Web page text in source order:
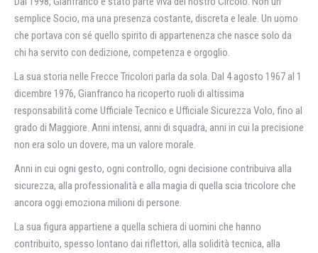
semplice Socio, ma una presenza costante, discreta e leale. Un uomo
che portava con sé quello spirito di appartenenza che nasce solo da
chi ha servito con dedizione, competenza e orgoglio.
La sua storia nelle Frecce Tricolori parla da sola. Dal 4 agosto 1967 al 1
dicembre 1976, Gianfranco ha ricoperto ruoli di altissima
responsabilità come Ufficiale Tecnico e Ufficiale Sicurezza Volo, fino al
grado di Maggiore. Anni intensi, anni di squadra, anni in cui la precisione
non era solo un dovere, ma un valore morale.
Anni in cui ogni gesto, ogni controllo, ogni decisione contribuiva alla
sicurezza, alla professionalità e alla magia di quella scia tricolore che
ancora oggi emoziona milioni di persone.
La sua figura appartiene a quella schiera di uomini che hanno
contribuito, spesso lontano dai riflettori, alla solidità tecnica, alla